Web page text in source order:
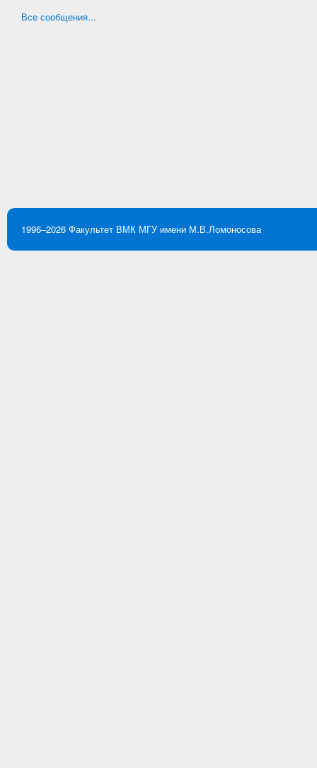
Все сообщения...
1996–2026 Факультет ВМК МГУ имени М.В.Ломоносова